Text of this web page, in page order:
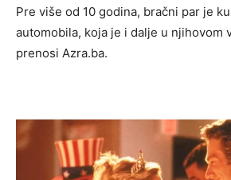
Pre više od 10 godina, bračni par je
automobila, koja je i dalje u njihovom
prenosi Azra.ba.